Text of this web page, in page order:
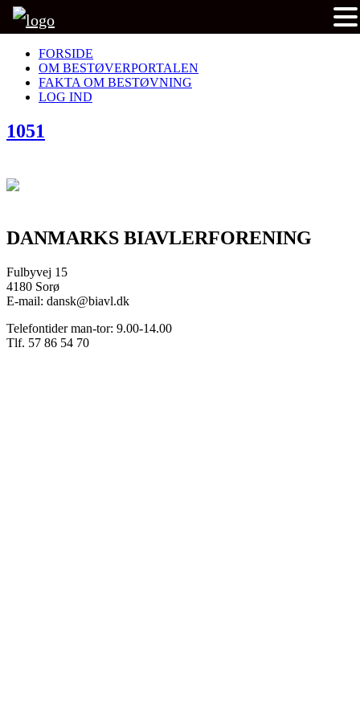
FORSIDE
OM BESTØVERPORTALEN
FAKTA OM BESTØVNING
LOG IND
1051
DANMARKS BIAVLERFORENING
Fulbyvej 15
4180 Sorø
E-mail: dansk@biavl.dk
Telefontider man-tor: 9.00-14.00
Tlf. 57 86 54 70